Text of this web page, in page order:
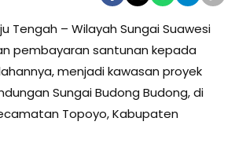
Tengah – Wilayah Sungai Suawesi
pembayaran santunan kepada
menjadi kawasan proyek
Sungai Budong Budong, di
Topoyo, Kabupaten